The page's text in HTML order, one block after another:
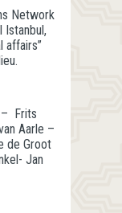
Network
Istanbul,
affairs”
– Frits
Aarle –
de Groot
Jan